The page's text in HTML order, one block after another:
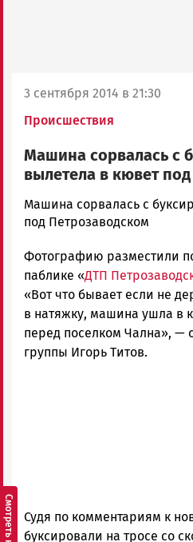
3 сентября 2014 в 21:30
Происшествия
Машина сорвалась с
вылетела в кювет
admintimur
Новости
и
Карелии
|
Петрозаводск
ГОВОРИТ
Машина сорвалась с
под Петрозаводском
Фотографию разместили
паблике «ДТП
«Вот что бывает если не
в натяжку, машина ушла в
перед поселком Чална», —
группы Игорь Титов.
Судя по комментариям к
буксировали на тросе со